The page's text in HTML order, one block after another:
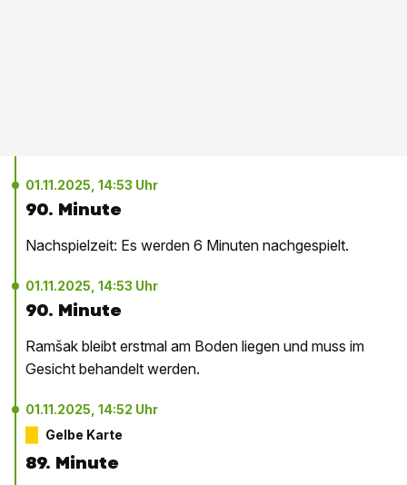
01.11.2025, 14:53 Uhr
90. Minute
Nachspielzeit: Es werden 6 Minuten nachgespielt.
01.11.2025, 14:53 Uhr
90. Minute
Ramšak bleibt erstmal am Boden liegen und muss im
Gesicht behandelt werden.
01.11.2025, 14:52 Uhr
Gelbe Karte
89. Minute